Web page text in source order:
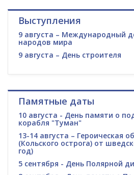
Выступления
9 августа – Международный
народов мира
9 августа – День строителя
Памятные даты
10 августа - День памяти о
корабля "Туман"
13-14 августа – Героическая
(Кольского острога) от
год)
5 сентября - День Полярной